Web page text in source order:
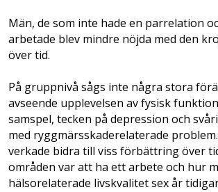
Män, de som inte hade en parrelation
arbetade blev mindre nöjda med den
över tid.
På gruppnivå sågs inte några stora
avseende upplevelsen av fysisk
samspel, tecken på depression och
med ryggmärsskaderelaterade
verkade bidra till viss förbättring över
områden var att ha ett arbete och hur
hälsorelaterade livskvalitet sex år